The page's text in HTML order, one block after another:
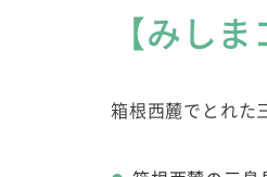
【みし
箱根西麓でとれた